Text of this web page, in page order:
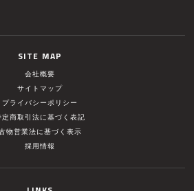
SITE MAP
会社概要
サイトマップ
プライバシーポリシー
定商取引法に基づく表記
物営業法に基づく表示
採用情報